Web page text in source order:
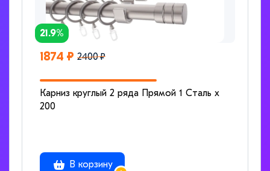
21.9%
1874 ₽ 2400 ₽
Карниз круглый 2 ряда Прямой 1 Сталь x
200
В корзину